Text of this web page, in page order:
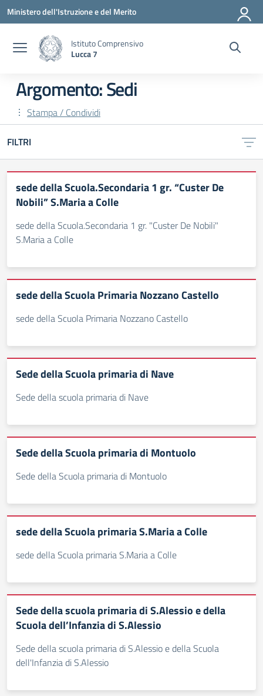
Vai ai contenuti
Vai al menu di navigazione
Vai al footer
Ministero dell'Istruzione e del Merito
Istituto Comprensivo
Lucca 7
Argomento: Sedi
Stampa / Condividi
FILTRI
sede della Scuola.Secondaria 1 gr. “Custer De
Nobili” S.Maria a Colle
sede della Scuola.Secondaria 1 gr. "Custer De Nobili"
S.Maria a Colle
sede della Scuola Primaria Nozzano Castello
sede della Scuola Primaria Nozzano Castello
Sede della Scuola primaria di Nave
Sede della scuola primaria di Nave
Sede della Scuola primaria di Montuolo
Sede della Scuola primaria di Montuolo
sede della Scuola primaria S.Maria a Colle
sede della Scuola primaria S.Maria a Colle
Sede della scuola primaria di S.Alessio e della
Scuola dell’Infanzia di S.Alessio
Sede della scuola primaria di S.Alessio e della Scuola
dell'Infanzia di S.Alessio